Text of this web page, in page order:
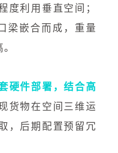
度利用垂直空间；
梁嵌合而成，重量
硬件部署，结合高
货物在空间三维运
，后期配置预留冗